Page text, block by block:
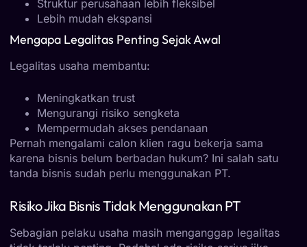
Struktur perusahaan lebih fleksibel
Lebih mudah ekspansi
Mengapa Legalitas Penting Sejak Awal
Legalitas usaha membantu:
Meningkatkan trust
Mengurangi risiko sengketa
Mempermudah akses pendanaan
Pernah mengalami calon klien ragu bekerja sama
karena bisnis belum berbadan hukum? Ini salah satu
tanda bisnis sudah perlu menggunakan PT.
Risiko Jika Bisnis Tidak Menggunakan PT
Sebagian pelaku usaha masih menganggap legalitas